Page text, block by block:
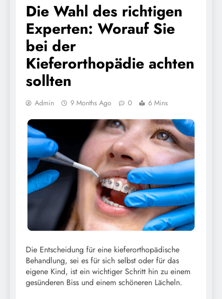
Die Wahl des richtigen
Experten: Worauf Sie
bei der
Kieferorthopädie achten
sollten
Admin 9 Months Ago 0 6 Mins
Die Entscheidung für eine kieferorthopädische
Behandlung, sei es für sich selbst oder für das
eigene Kind, ist ein wichtiger Schritt hin zu einem
gesünderen Biss und einem schöneren Lächeln.